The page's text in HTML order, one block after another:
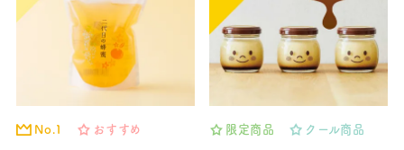
No.1 おすすめ 限定商品 クール商品